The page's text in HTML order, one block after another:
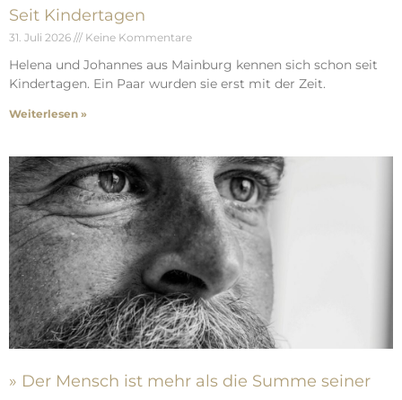
Seit Kindertagen
31. Juli 2026 Keine Kommentare
Helena und Johannes aus Mainburg kennen sich schon seit
Kindertagen. Ein Paar wurden sie erst mit der Zeit.
Weiterlesen »
» Der Mensch ist mehr als die Summe seiner